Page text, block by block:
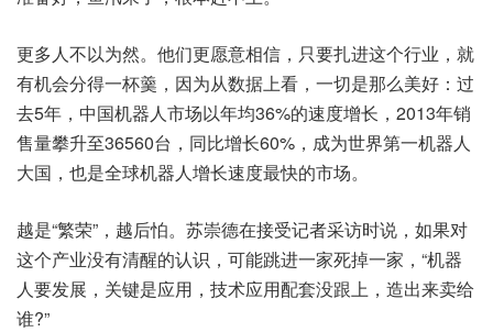
更多人不以为然。他们更愿意相信，只要扎进这个行业，就
有机会分得一杯羹，因为从数据上看，一切是那么美好：过
去5年，中国机器人市场以年均36%的速度增长，2013年销
售量攀升至36560台，同比增长60%，成为世界第一机器人
大国，也是全球机器人增长速度最快的市场。
越是“繁荣”，越后怕。苏崇德在接受记者采访时说，如果对
这个产业没有清醒的认识，可能跳进一家死掉一家，“机器
人要发展，关键是应用，技术应用配套没跟上，造出来卖给
谁?”